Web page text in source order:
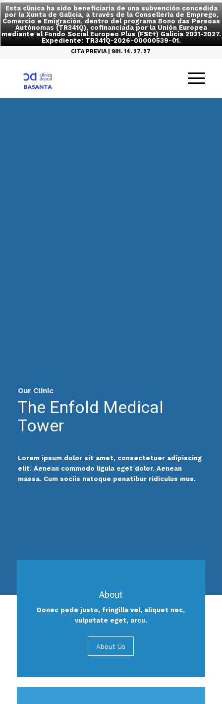
Esta clínica ha sido beneficiaria de una subvención concedida
por la Xunta de Galicia, a través de la Consellería de Emprego,
Comercio e Emigración, dentro del programa Bono das Persoas
Autónomas (TR341Q), cofinanciada por la Unión Europea
mediante el Fondo Social Europeo Plus (FSE+) Galicia 2021-2027.
Expediente: TR341Q-2026-00000539-01.
CITA PREVIA | 981. 14. 27. 27
Our Clinic
The Enfold Medical
Tower
Lorem ipsum dolor sit amet, consectetuer adipiscing
elit. Aenean commodo ligula eget dolor. Aenean
massa. Cum sociis natoque penatibur ridiculus mus.
About
Donec pede justo, fringilla vel, aliquet nec,
vulputate eget, arcu.
About Us